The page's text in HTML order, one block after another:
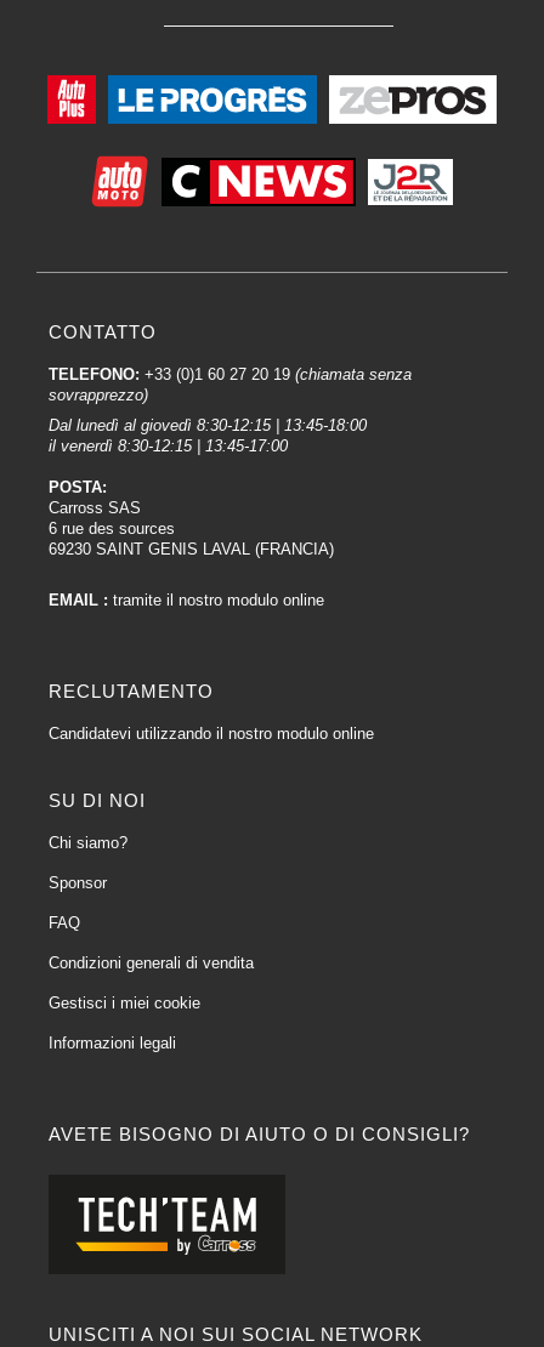
AVETE BISOGNO DI AIUTO O DI CONSIGLI?
UNISCITI A NOI SUI SOCIAL NETWORK
CONTATTO
TELEFONO: +33 (0)1 60 27 20 19 (chiamata senza
sovrapprezzo)
Dal lunedì al giovedì 8:30-12:15 | 13:45-18:00
il venerdì 8:30-12:15 | 13:45-17:00
POSTA:
Carross SAS
6 rue des sources
69230 SAINT GENIS LAVAL (FRANCIA)
EMAIL : tramite il nostro modulo online
RECLUTAMENTO
Candidatevi utilizzando il nostro modulo online
SU DI NOI
Chi siamo?
Sponsor
FAQ
Condizioni generali di vendita
Gestisci i miei cookie
Informazioni legali